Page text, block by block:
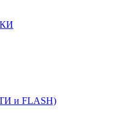
и FLASH)